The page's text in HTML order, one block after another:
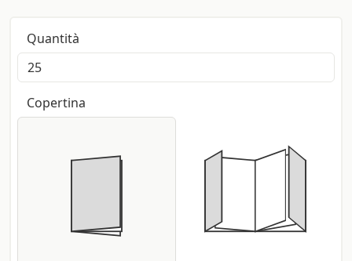
Quantità
Copertina